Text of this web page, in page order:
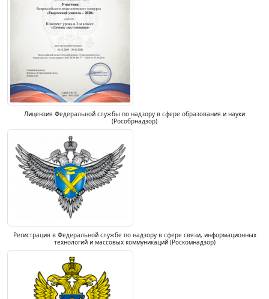
Лицензия Федеральной службы по надзору в сфере образования и науки
(Рособрнадзор)
Регистрация в Федеральной службе по надзору в сфере связи, информационных
технологий и массовых коммуникаций (Роскомнадзор)